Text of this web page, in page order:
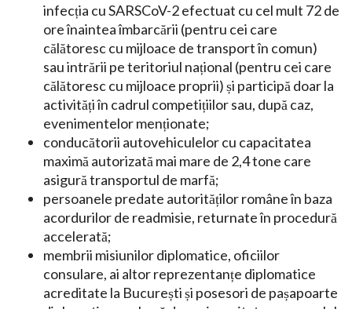
infecția cu SARSCoV-2 efectuat cu cel mult 72 de
ore înaintea îmbarcării (pentru cei care
călătoresc cu mijloace de transport în comun)
sau intrării pe teritoriul național (pentru cei care
călătoresc cu mijloace proprii) și participă doar la
activități în cadrul competițiilor sau, după caz,
evenimentelor menționate;
conducătorii autovehiculelor cu capacitatea
maximă autorizată mai mare de 2,4 tone care
asigură transportul de marfă;
persoanele predate autorităților române în baza
acordurilor de readmisie, returnate în procedură
accelerată;
membrii misiunilor diplomatice, oficiilor
consulare, ai altor reprezentanțe diplomatice
acreditate la București și posesori de pașapoarte